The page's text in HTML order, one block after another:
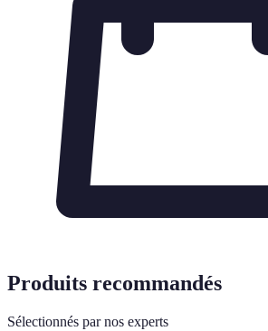
Produits recommandés
Sélectionnés par nos experts